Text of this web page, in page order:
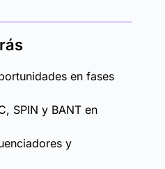
en fases
SPIN y BANT en
y